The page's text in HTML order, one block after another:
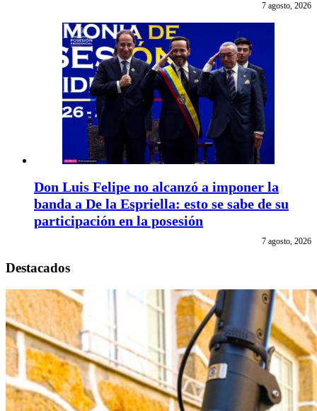
7 agosto, 2026
Don Luis Felipe no alcanzó a imponer la
banda a De la Espriella: esto se sabe de su
participación en la posesión
7 agosto, 2026
Destacados